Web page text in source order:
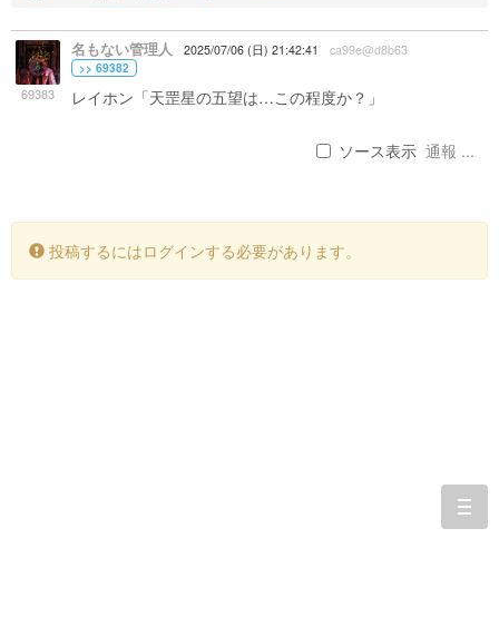
69383
名もない管理人 2025/07/06 (日) 21:42:41 ca99e@d8b63
>> 69382
レイホン「天罡星の五望は…この程度か？」
ソース表示 通報 ...
投稿するにはログインする必要があります。